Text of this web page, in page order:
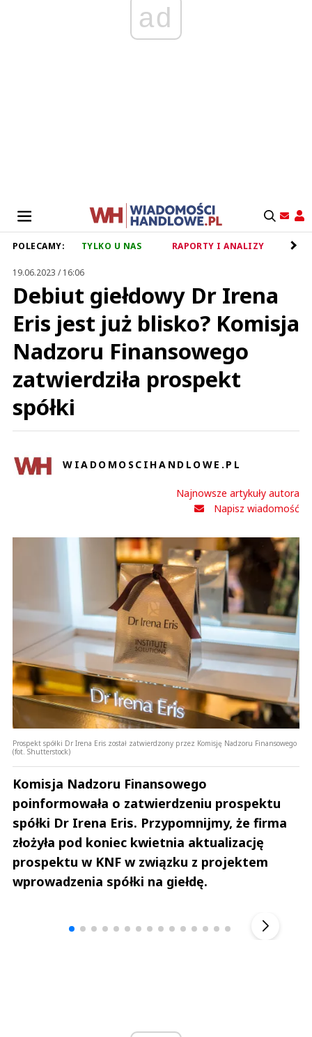
ad
POLECAMY: TYLKO U NAS RAPORTY I ANALIZY
19.06.2023 / 16:06
Debiut giełdowy Dr Irena
Eris jest już blisko? Komisja
Nadzoru Finansowego
zatwierdziła prospekt
spółki
WIADOMOSCIHANDLOWE.PL
Najnowsze artykuły autora
Napisz wiadomość
Prospekt spółki Dr Irena Eris został zatwierdzony przez Komisję Nadzoru Finansowego
(fot. Shutterstock)
Komisja Nadzoru Finansowego
poinformowała o zatwierdzeniu prospektu
spółki Dr Irena Eris. Przypomnijmy, że firma
złożyła pod koniec kwietnia aktualizację
prospektu w KNF w związku z projektem
wprowadzenia spółki na giełdę.